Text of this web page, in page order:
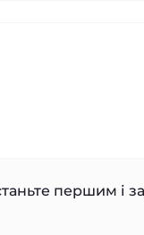
першим і